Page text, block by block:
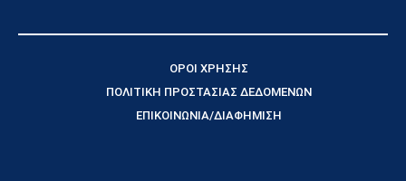
ΟΡΟΙ ΧΡΗΣΗΣ
ΠΟΛΙΤΙΚΗ ΠΡΟΣΤΑΣΙΑΣ ΔΕΔΟΜΕΝΩΝ
ΕΠΙΚΟΙΝΩΝΙΑ/ΔΙΑΦΗΜΙΣΗ